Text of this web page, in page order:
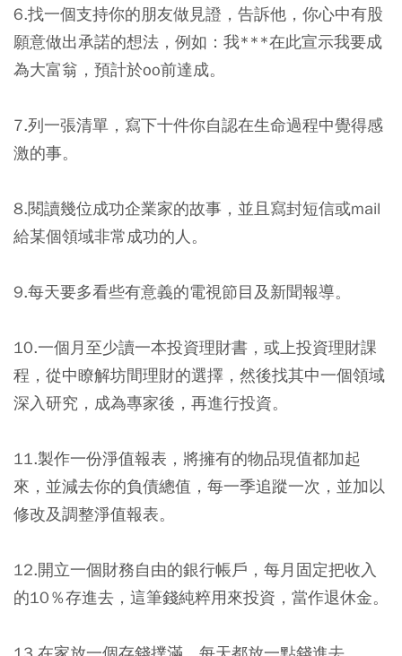
6.找一個支持你的朋友做見證，告訴他，你心中有股
願意做出承諾的想法，例如：我***在此宣示我要成
為大富翁，預計於oo前達成。
7.列一張清單，寫下十件你自認在生命過程中覺得感
激的事。
8.閱讀幾位成功企業家的故事，並且寫封短信或mail
給某個領域非常成功的人。
9.每天要多看些有意義的電視節目及新聞報導。
10.一個月至少讀一本投資理財書，或上投資理財課
程，從中瞭解坊間理財的選擇，然後找其中一個領域
深入研究，成為專家後，再進行投資。
11.製作一份淨值報表，將擁有的物品現值都加起
來，並減去你的負債總值，每一季追蹤一次，並加以
修改及調整淨值報表。
12.開立一個財務自由的銀行帳戶，每月固定把收入
的10％存進去，這筆錢純粹用來投資，當作退休金。